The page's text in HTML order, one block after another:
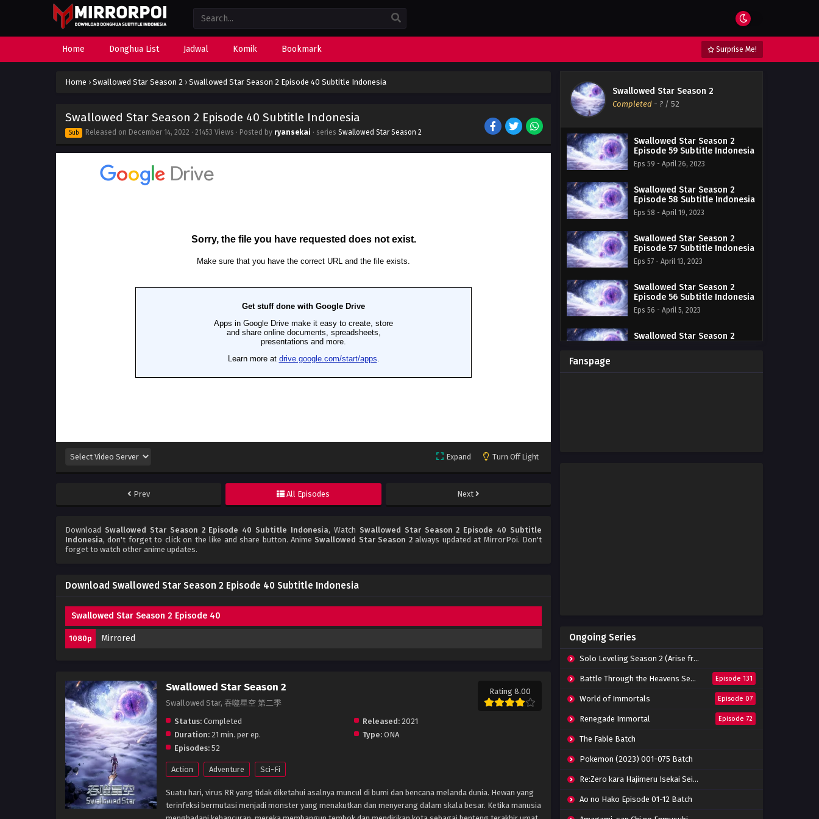
Home Donghua List Jadwal Komik Bookmark Surprise Me!
Home › Swallowed Star Season 2 › Swallowed Star Season 2 Episode 40 Subtitle Indonesia
Swallowed Star Season 2 Episode 40 Subtitle Indonesia
Sub Released on December 14, 2022 · 21453 Views · Posted by ryansekai · series Swallowed Star Season 2
Expand Turn Off Light
Prev All Episodes Next
Download Swallowed Star Season 2 Episode 40 Subtitle Indonesia, Watch Swallowed Star Season 2 Episode 40 Subtitle
Indonesia, don't forget to click on the like and share button. Anime Swallowed Star Season 2always updated at MirrorPoi. Don't
forget to watch other anime updates.
Download Swallowed Star Season 2 Episode 40 Subtitle Indonesia
Swallowed Star Season 2 Episode 40
1080p Mirrored
Swallowed Star Season 2
Swallowed Star, 吞噬星空 第二季
Rating 8.00
Status: Completed Released:2021
Duration: 21 min. per ep. Type:ONA
Episodes: 52
Action Adventure Sci-Fi
Suatu hari, virus RR yang tidak diketahui asalnya muncul di bumi dan bencana melanda dunia. Hewan yang
terinfeksi bermutasi menjadi monster yang menakutkan dan menyerang dalam skala besar. Ketika manusia
Swallowed Star Season 2
Completed - ? / 52
Swallowed Star Season 2
Episode 59 Subtitle Indonesia
Eps 59 - April 26, 2023
Swallowed Star Season 2
Episode 58 Subtitle Indonesia
Eps 58 - April 19, 2023
Swallowed Star Season 2
Episode 57 Subtitle Indonesia
Eps 57 - April 13, 2023
Swallowed Star Season 2
Episode 56 Subtitle Indonesia
Eps 56 - April 5, 2023
Swallowed Star Season 2
Episode 49 Subtitle Indonesia
Eps 49 - February 15, 2023
Swallowed Star Season 2
Episode 48 Subtitle Indonesia
Eps 48 - February 8, 2023
Swallowed Star Season 2
Episode 47 Subtitle Indonesia
Swallowed Star Season 2
Episode 46 Subtitle Indonesia
Eps 46 - February 3, 2023
Fanspage
Ongoing Series
Solo Leveling Season 2 (Arise from the Shadow)
Battle Through the Heavens Season 5 Episode 131
World of Immortals Episode 07
Renegade Immortal Episode 72
The Fable Batch
Pokemon (2023) 001-075 Batch
Re:Zero kara Hajimeru Isekai Seikatsu Season 3 Episode 01-08 Batch
Ao no Hako Episode 01-12 Batch